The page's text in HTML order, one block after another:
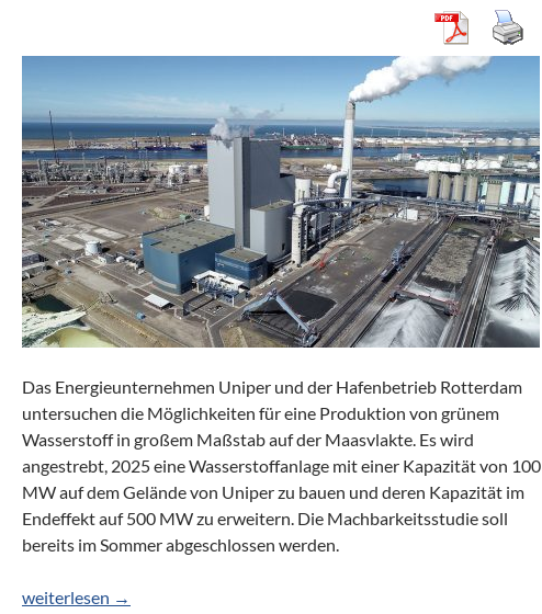
Das Energieunternehmen Uniper und der Hafenbetrieb Rotterdam
untersuchen die Möglichkeiten für eine Produktion von grünem
Wasserstoff in großem Maßstab auf der Maasvlakte. Es wird
angestrebt, 2025 eine Wasserstoffanlage mit einer Kapazität von 100
MW auf dem Gelände von Uniper zu bauen und deren Kapazität im
Endeffekt auf 500 MW zu erweitern. Die Machbarkeitsstudie soll
bereits im Sommer abgeschlossen werden.
grünen Wasserstoffs auf der Maasvlakte
weiterlesen →